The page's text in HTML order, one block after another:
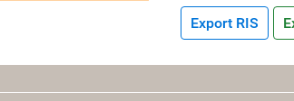
Export RIS